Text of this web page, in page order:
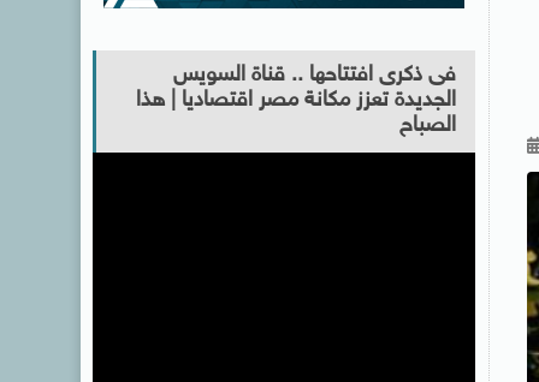
فى ذكرى افتتاحها .. قناة السويس
الجديدة تعزز مكانة مصر اقتصاديا | هذا
الصباح